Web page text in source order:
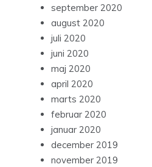
september 2020
august 2020
juli 2020
juni 2020
maj 2020
april 2020
marts 2020
februar 2020
januar 2020
december 2019
november 2019